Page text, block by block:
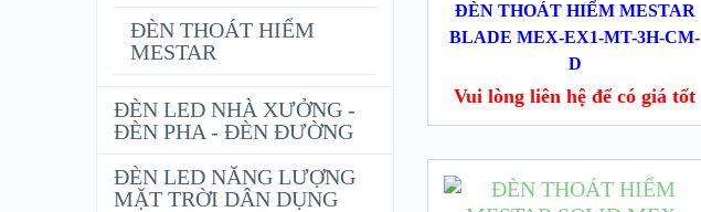
ĐÈN THOÁT HIỂM MESTAR
BLADE MEX-EX1-MT-3H-CM-
D
Vui lòng liên hệ để có giá tốt
ĐÈN THOÁT HIỂM
MESTAR
ĐÈN LED NHÀ XƯỞNG -
ĐÈN PHA - ĐÈN ĐƯỜNG
ĐÈN LED NĂNG LƯỢNG
MẶT TRỜI DÂN DỤNG